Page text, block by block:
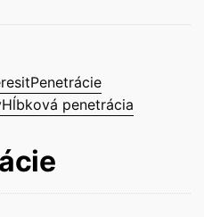
Penetrácie
Hĺbková penetrácia